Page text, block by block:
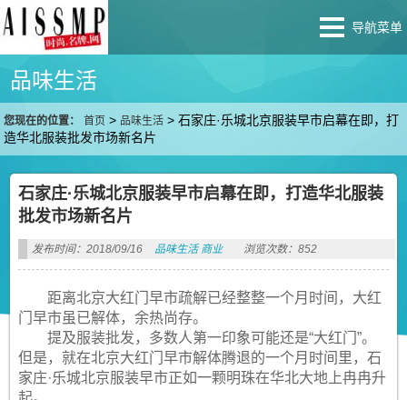
导航菜单
品味生活
您现在的位置： 首页 > 品味生活 >石家庄·乐城北京服装早市启幕在即，打
造华北服装批发市场新名片
石家庄·乐城北京服装早市启幕在即，打造华北服装
批发市场新名片
发布时间：2018/09/16 品味生活 商业 浏览次数：852
距离北京大红门早市疏解已经整整一个月时间，大红
门早市虽已解体，余热尚存。
提及服装批发，多数人第一印象可能还是“大红门”。
但是，就在北京大红门早市解体腾退的一个月时间里，石
家庄·乐城北京服装早市正如一颗明珠在华北大地上冉冉升